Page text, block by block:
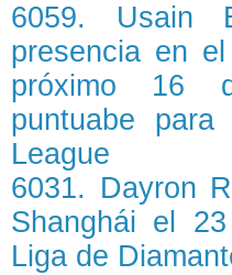
6059. Usain
presencia en
próximo 16
puntuabe
League
6031. Dayron
Shanghái el
Liga de